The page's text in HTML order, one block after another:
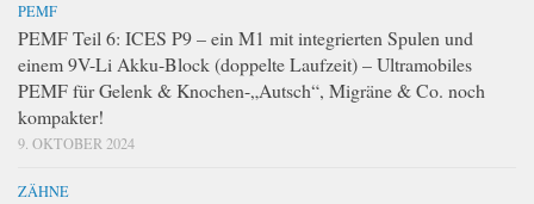
PEMF
PEMF Teil 6: ICES P9 – ein M1 mit integrierten Spulen und
einem 9V-Li Akku-Block (doppelte Laufzeit) – Ultramobiles
PEMF für Gelenk & Knochen-„Autsch“, Migräne & Co. noch
kompakter!
9. OKTOBER 2024
ZÄHNE